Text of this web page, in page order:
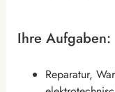
Ihre Aufgaben:
Reparatur,